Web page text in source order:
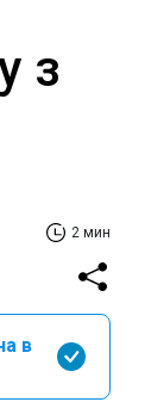
з
2 мин
в